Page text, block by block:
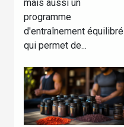
de boxe !
mais aussi un
programme
d'entraînement équilibré
qui permet de...